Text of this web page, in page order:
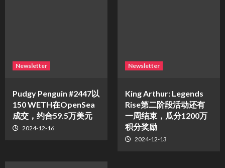
Newsletter
Pudgy Penguin #2447以
150 WETH在OpenSea
成交，约合59.5万美元
2024-12-16
Newsletter
King Arthur: Legends
Rise第二阶段活动还有
一周结束，瓜分1200万
积分奖励
2024-12-13